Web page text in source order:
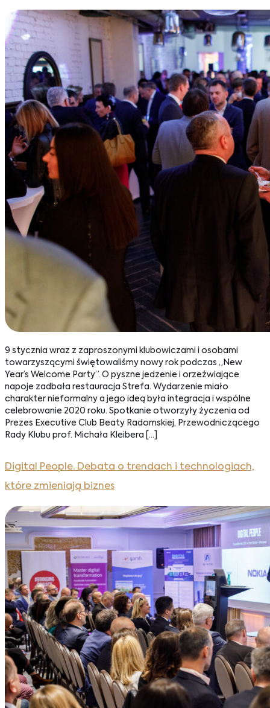
9 stycznia wraz z zaproszonymi klubowiczami i osobami
towarzyszącymi świętowaliśmy nowy rok podczas „New
Year’s Welcome Party”. O pyszne jedzenie i orzeźwiające
napoje zadbała restauracja Strefa. Wydarzenie miało
charakter nieformalny a jego ideą była integracja i wspólne
celebrowanie 2020 roku. Spotkanie otworzyły życzenia od
Prezes Executive Club Beaty Radomskiej, Przewodniczącego
Rady Klubu prof. Michała Kleibera […]
Digital People. Debata o trendach i technologiach,
które zmieniają biznes